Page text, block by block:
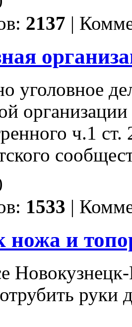
2137 |
уголовное
ч.1
1533 |
ножа и
руки